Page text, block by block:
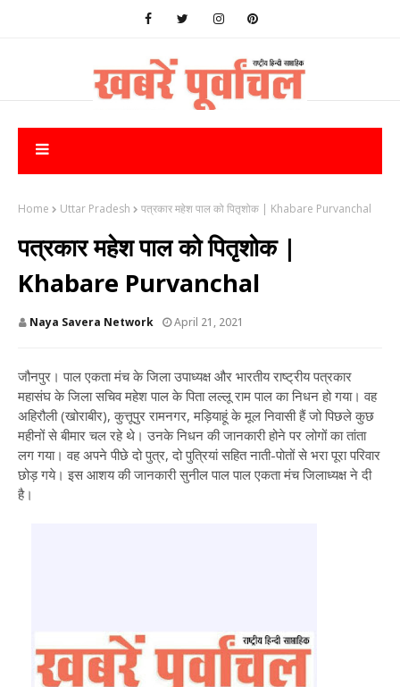
Home Uttar Pradesh पत्रकार महेश पाल को पितृशोक | Khabare Purvanchal
पत्रकार महेश पाल को पितृशोक |
Khabare Purvanchal
Naya Savera Network April 21, 2021
जौनपुर। पाल एकता मंच के जिला उपाध्यक्ष और भारतीय राष्ट्रीय पत्रकार
महासंघ के जिला सचिव महेश पाल के पिता लल्लू राम पाल का निधन हो गया। वह
अहिरौली (खोराबीर), कुत्तूपुर रामनगर, मड़ियाहूं के मूल निवासी हैं जो पिछले कुछ
महीनों से बीमार चल रहे थे। उनके निधन की जानकारी होने पर लोगों का तांता
लग गया। वह अपने पीछे दो पुत्र, दो पुत्रियां सहित नाती-पोतों से भरा पूरा परिवार
छोड़ गये। इस आशय की जानकारी सुनील पाल पाल एकता मंच जिलाध्यक्ष ने दी
है।